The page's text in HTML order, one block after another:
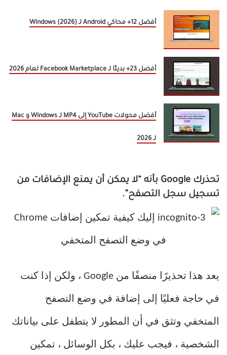
أفضل 12+ محاكي Android لـ Windows (2026)
أفضل 23+ بديلًا لـ Facebook Marketplace لعام 2026
أفضل محولات YouTube إلى MP4 لـ Windows و Mac
لـ 2026
تحذرك Google بأنه “لا يمكن أن يمنع الإضافات من
تسجيل سجل التصفح”.
يعد هذا تحذيرًا منصفًا من Google ، ولكن إذا كنت
في حاجة فعليًا إلى إضافة في وضع التصفح
المتخفي وتثق في أن المطور لا يتطفل على بياناتك
الشخصية ، فيجب عليك ، بكل الوسائل ، تمكين